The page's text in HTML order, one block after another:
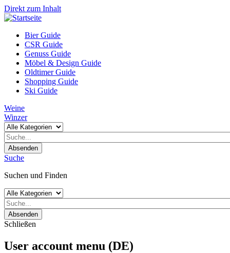
Direkt zum Inhalt
Bier Guide
CSR Guide
Genuss Guide
Möbel & Design Guide
Oldtimer Guide
Shopping Guide
Ski Guide
Weine
Winzer
Absenden
Suche
Suchen und Finden
Absenden
Schließen
User account menu (DE)